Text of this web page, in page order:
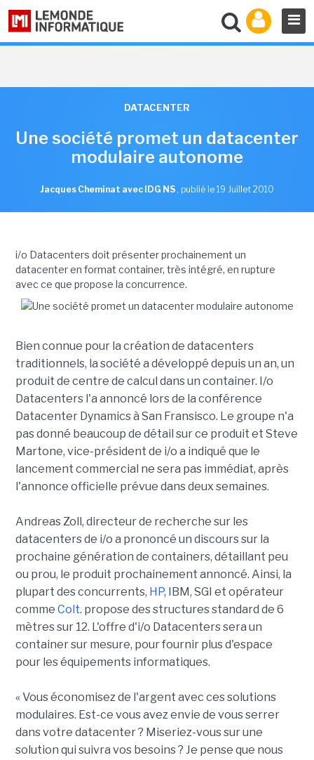
DATACENTER
Une société promet un datacenter
modulaire autonome
Jacques Cheminat avec IDG NS , publié le 19 Juillet 2010
i/o Datacenters doit présenter prochainement un
datacenter en format container, très intégré, en rupture
avec ce que propose la concurrence.
Bien connue pour la création de datacenters
traditionnels, la société a développé depuis un an, un
produit de centre de calcul dans un container. I/o
Datacenters l'a annoncé lors de la conférence
Datacenter Dynamics à San Fransisco. Le groupe n'a
pas donné beaucoup de détail sur ce produit et Steve
Martone, vice-président de i/o a indiqué que le
lancement commercial ne sera pas immédiat, après
l'annonce officielle prévue dans deux semaines.
Andreas Zoll, directeur de recherche sur les
datacenters de i/o a prononcé un discours sur la
prochaine génération de containers, détaillant peu
ou prou, le produit prochainement annoncé. Ainsi, la
plupart des concurrents, HP, IBM, SGI et opérateur
comme Colt. propose des structures standard de 6
mètres sur 12. L'offre d'i/o Datacenters sera un
container sur mesure, pour fournir plus d'espace
pour les équipements informatiques.
« Vous économisez de l'argent avec ces solutions
modulaires. Est-ce vous avez envie de vous serrer
dans votre datacenter ? Miseriez-vous sur une
solution qui suivra vos besoins ? Je pense que nous